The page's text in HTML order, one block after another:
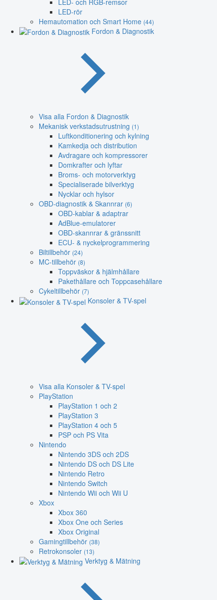
LED-rör
Hemautomation och Smart Home (44)
Fordon & Diagnostik
Visa alla Fordon & Diagnostik
Mekanisk verkstadsutrustning (1)
Luftkonditionering och kylning
Kamkedja och distribution
Avdragare och kompressorer
Domkrafter och lyftar
Broms- och motorverktyg
Specialiserade bilverktyg
Nycklar och hylsor
OBD-diagnostik & Skannrar (6)
OBD-kablar & adaptrar
AdBlue-emulatorer
OBD-skannrar & gränssnitt
ECU- & nyckelprogrammering
Biltillbehör (24)
MC-tillbehör (8)
Toppväskor & hjälmhållare
Pakethållare och Toppcasehållare
Cykeltillbehör (7)
Konsoler & TV-spel
Visa alla Konsoler & TV-spel
PlayStation
PlayStation 1 och 2
PlayStation 3
PlayStation 4 och 5
PSP och PS Vita
Nintendo
Nintendo 3DS och 2DS
Nintendo DS och DS Lite
Nintendo Retro
Nintendo Switch
Nintendo Wii och Wii U
Xbox
Xbox 360
Xbox One och Series
Xbox Original
Gamingtillbehör (38)
Retrokonsoler (13)
Verktyg & Mätning